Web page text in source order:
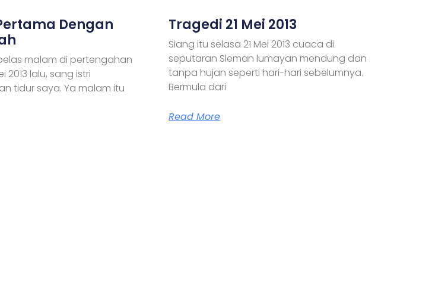
Dengan
malam di pertengahan
2013 lalu, sang istri
tidur saya. Ya malam itu
Tragedi 21 Mei 2013
Siang itu selasa 21 Mei 2013 cuaca di
seputaran Sleman lumayan mendung dan
tanpa hujan seperti hari-hari sebelumnya.
Bermula dari
Read More